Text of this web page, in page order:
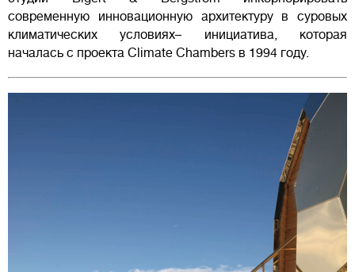
современную инновационную архитектуру в суровых
климатических условиях– инициатива, которая
началась с проекта Climate Chambers в 1994 году.